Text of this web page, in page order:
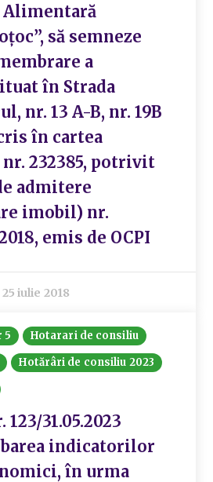
să semneze
a
în Strada
nr. 13 A-B, nr. 19B
în cartea
232385, potrivit
admitere
imobil) nr.
emis de OCPI
25 iulie 2018
5
Hotarari de consiliu
Hotărâri de consiliu 2023
31.05.2023
indicatorilor
în urma